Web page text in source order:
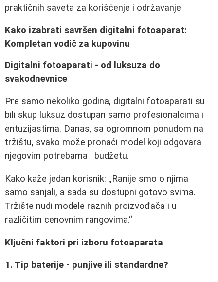
praktičnih saveta za korišćenje i održavanje.
Kako izabrati savršen digitalni fotoaparat:
Kompletan vodič za kupovinu
Digitalni fotoaparati - od luksuza do
svakodnevnice
Pre samo nekoliko godina, digitalni fotoaparati su
bili skup luksuz dostupan samo profesionalcima i
entuzijastima. Danas, sa ogromnom ponudom na
tržištu, svako može pronaći model koji odgovara
njegovim potrebama i budžetu.
Kako kaže jedan korisnik:
Ranije smo o njima
samo sanjali, a sada su dostupni gotovo svima.
Tržište nudi modele raznih proizvođača i u
različitim cenovnim rangovima.
Ključni faktori pri izboru fotoaparata
1. Tip baterije - punjive ili standardne?